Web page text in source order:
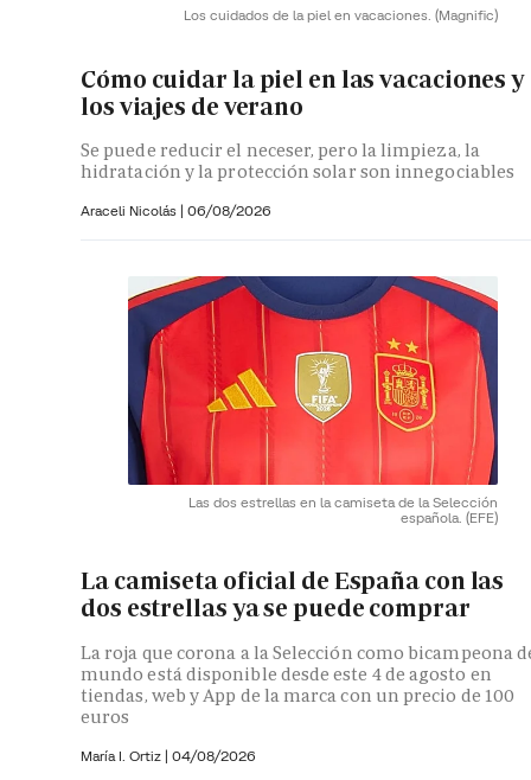
Los cuidados de la piel en vacaciones. (Magnific)
Cómo cuidar la piel en las vacaciones y
los viajes de verano
Se puede reducir el neceser, pero la limpieza, la
hidratación y la protección solar son innegociables
Araceli Nicolás | 06/08/2026
Las dos estrellas en la camiseta de la Selección
española. (EFE)
La camiseta oficial de España con las
dos estrellas ya se puede comprar
La roja que corona a la Selección como bicampeona
mundo está disponible desde este 4 de agosto en
tiendas, web y App de la marca con un precio de 100
euros
María I. Ortiz | 04/08/2026